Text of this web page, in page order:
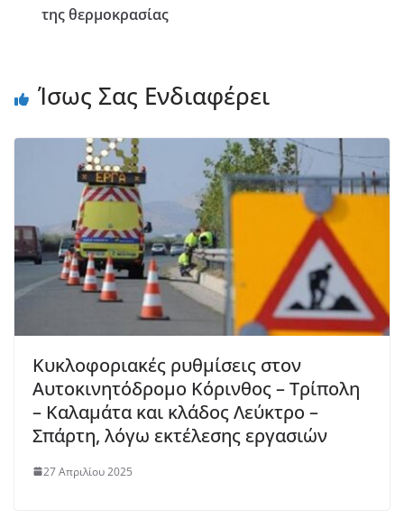
της θερμοκρασίας
Ίσως Σας Ενδιαφέρει
Κυκλοφοριακές ρυθμίσεις στον
Αυτοκινητόδρομο Κόρινθος – Τρίπολη
– Καλαμάτα και κλάδος Λεύκτρο –
Σπάρτη, λόγω εκτέλεσης εργασιών
27 Απριλίου 2025